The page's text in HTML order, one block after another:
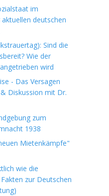
im
deutschen
Sind die
Wie der
wird
- Das Versagen
Diskussion mit Dr.
zum
1938
Mietenkämpfe"
wie die
zur Deutschen